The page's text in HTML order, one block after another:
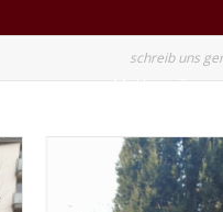
MotL on Tour
schreib uns